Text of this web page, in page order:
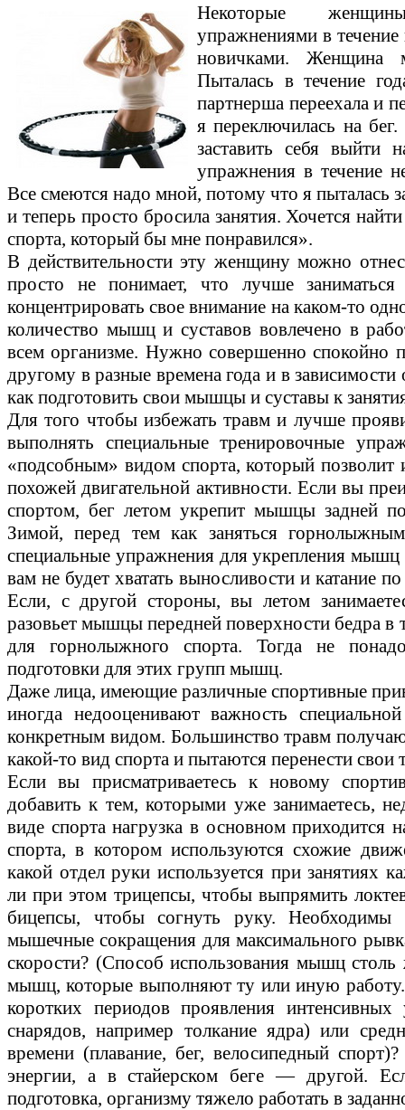
Некоторые
упражнениями в течение
новичками. Женщина
Пыталась в течение
партнерша переехала и
я переключилась на
заставить себя выйти
упражнения в течение
Все смеются надо мной, потому что я пыталась
и теперь просто бросила занятия. Хочется
спорта, который бы мне понравился».
В действительности эту женщину можно
просто не понимает, что лучше
концентрировать свое внимание на каком-то
количество мышц и суставов вовлечено в
всем организме. Нужно совершенно спокойно
другому в разные времена года и в
как подготовить свои мышцы и суставы к
Для того чтобы избежать травм и лучше
выполнять специальные тренировочные
«подсобным» видом спорта, который
похожей двигательной активности. Если вы
спортом, бег летом укрепит мышцы задней
Зимой, перед тем как заняться
специальные упражнения для укрепления мышц
вам не будет хватать выносливости и катание
Если, с другой стороны, вы летом
разовьет мышцы передней поверхности бедра в
для горнолыжного спорта. Тогда не
подготовки для этих групп мышц.
Даже лица, имеющие различные спортивные
иногда недооценивают важность
конкретным видом. Большинство травм
какой-то вид спорта и пытаются перенести
Если вы присматриваетесь к новому
добавить к тем, которыми уже занимаетесь,
виде спорта нагрузка в основном
спорта, в котором используются схожие
какой отдел руки используется при занятиях
ли при этом трицепсы, чтобы выпрямить
бицепсы, чтобы согнуть руку.
мышечные сокращения для максимального
скорости? (Способ использования мышц
мышц, которые выполняют ту или иную
коротких периодов проявления
снарядов, например толкание ядра) или
времени (плавание, бег, велосипедный
энергии, а в стайерском беге — другой.
подготовка, организму тяжело работать в